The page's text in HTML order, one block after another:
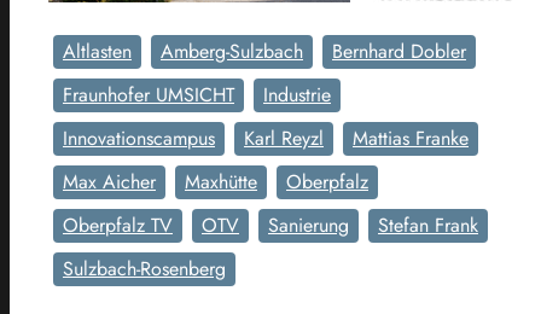
Altlasten Amberg-Sulzbach
Bernhard Dobler
Fraunhofer UMSICHT
Industrie
Innovationscampus
Karl Reyzl
Mattias Franke
Max Aicher
Maxhütte
Oberpfalz
Oberpfalz TV
OTV Sanierung
Stefan Frank
Sulzbach-Rosenberg